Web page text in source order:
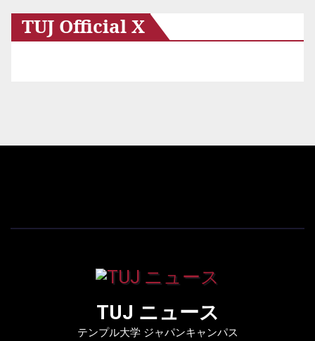
TUJ Official X
TUJ ニュース
テンプル大学 ジャパンキャンパス